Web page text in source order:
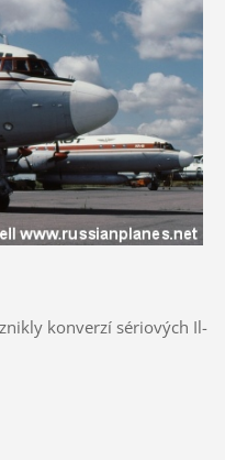
konverzí sériových Il-